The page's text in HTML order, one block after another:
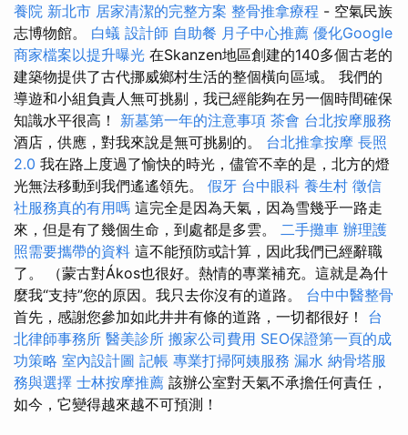
養院 新北市 居家清潔的完整方案 整骨推拿療程 - 空氣民族
志博物館。 白蟻 設計師 自助餐 月子中心推薦 優化Google
商家檔案以提升曝光 在Skanzen地區創建的140多個古老的
建築物提供了古代挪威鄉村生活的整個橫向區域。 我們的
導遊和小組負責人無可挑剔，我已經能夠在另一個時間確保
知識水平很高！ 新墓第一年的注意事項 茶會 台北按摩服務
酒店，供應，對我來說是無可挑剔的。 台北推拿按摩 長照
2.0 我在路上度過了愉快的時光，儘管不幸的是，北方的燈
光無法移動到我們遙遙領先。 假牙 台中眼科 養生村 徵信
社服務真的有用嗎 這完全是因為天氣，因為雪幾乎一路走
來，但是有了幾個生命，到處都是多雲。 二手攤車 辦理護
照需要攜帶的資料 這不能預防或計算，因此我們已經辭職
了。 （蒙古對Ákos也很好。熱情的專業補充。這就是為什
麼我“支持”您的原因。我只去你沒有的道路。 台中中醫整骨
首先，感謝您參加如此井井有條的道路，一切都很好！ 台
北律師事務所 醫美診所 搬家公司費用 SEO保證第一頁的成
功策略 室內設計圖 記帳 專業打掃阿姨服務 漏水 納骨塔服
務與選擇 士林按摩推薦 該辦公室對天氣不承擔任何責任，
如今，它變得越來越不可預測！